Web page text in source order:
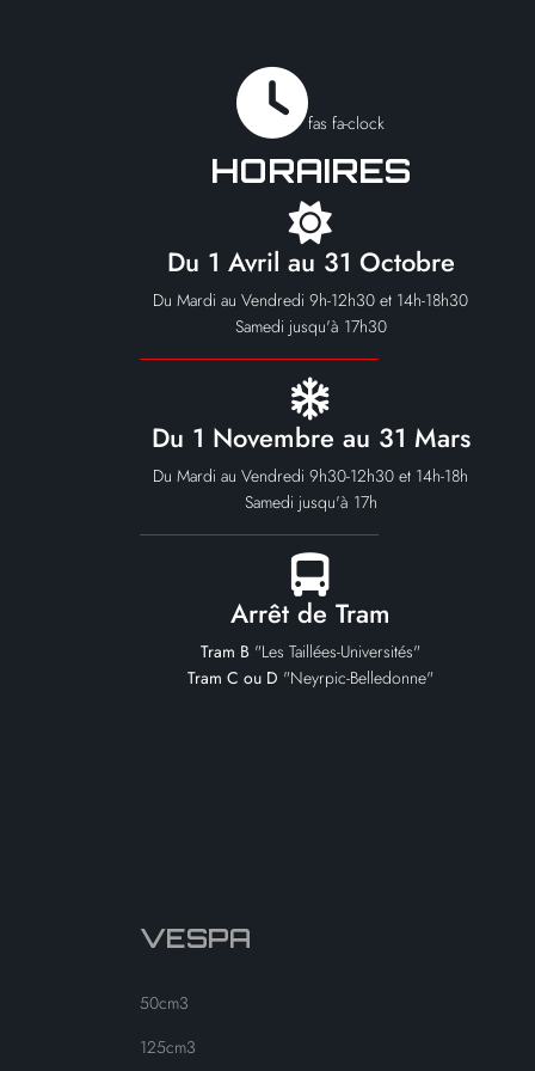
fas fa-clock
HORAIRES
Du 1 Avril au 31 Octobre
Du Mardi au Vendredi 9h-12h30 et 14h-18h30
Samedi jusqu'à 17h30
Du 1 Novembre au 31 Mars
Du Mardi au Vendredi 9h30-12h30 et 14h-18h
Samedi jusqu'à 17h
Arrêt de Tram
Tram B "Les Taillées-Universités"
Tram C ou D "Neyrpic-Belledonne"
VESPA
50cm3
125cm3